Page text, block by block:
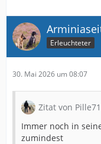
Erleuchteter
30. Mai 2026 um 08:07
Zitat von Pille71
Immer noch in
zumindest